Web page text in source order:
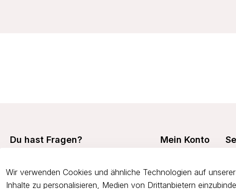
Wir verwenden Cookies und ähnliche Technologien auf
Inhalte zu personalisieren, Medien von Drittanbietern
Du hast Fragen?
onlineshop@viania.de
Mein Konto
Meine Bestellungen